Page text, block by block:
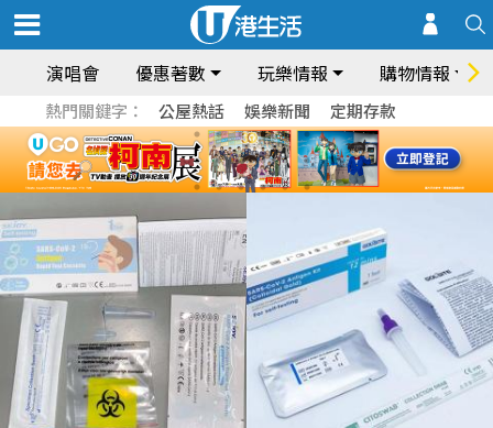
演唱會 優惠著數 玩樂情報 購物情報
熱門關鍵字： 公屋熱話 娛樂新聞 定期存款